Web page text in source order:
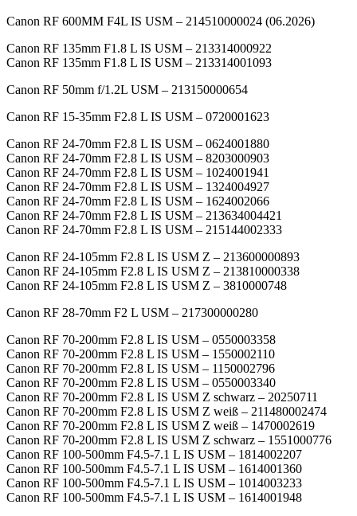
Canon RF 600MM F4L IS USM – 214510000024 (06.2026)
Canon RF 135mm F1.8 L IS USM – 213314000922
Canon RF 135mm F1.8 L IS USM – 213314001093
Canon RF 50mm f/1.2L USM – 213150000654
Canon RF 15-35mm F2.8 L IS USM – 0720001623
Canon RF 24-70mm F2.8 L IS USM – 0624001880
Canon RF 24-70mm F2.8 L IS USM – 8203000903
Canon RF 24-70mm F2.8 L IS USM – 1024001941
Canon RF 24-70mm F2.8 L IS USM – 1324004927
Canon RF 24-70mm F2.8 L IS USM – 1624002066
Canon RF 24-70mm F2.8 L IS USM – 213634004421
Canon RF 24-70mm F2.8 L IS USM – 215144002333
Canon RF 24-105mm F2.8 L IS USM Z – 213600000893
Canon RF 24-105mm F2.8 L IS USM Z – 213810000338
Canon RF 24-105mm F2.8 L IS USM Z – 3810000748
Canon RF 28-70mm F2 L USM – 217300000280
Canon RF 70-200mm F2.8 L IS USM – 0550003358
Canon RF 70-200mm F2.8 L IS USM – 1550002110
Canon RF 70-200mm F2.8 L IS USM – 1150002796
Canon RF 70-200mm F2.8 L IS USM – 0550003340
Canon RF 70-200mm F2.8 L IS USM Z schwarz – 20250711
Canon RF 70-200mm F2.8 L IS USM Z weiß – 211480002474
Canon RF 70-200mm F2.8 L IS USM Z weiß – 1470002619
Canon RF 70-200mm F2.8 L IS USM Z schwarz – 1551000776
Canon RF 100-500mm F4.5-7.1 L IS USM – 1814002207
Canon RF 100-500mm F4.5-7.1 L IS USM – 1614001360
Canon RF 100-500mm F4.5-7.1 L IS USM – 1014003233
Canon RF 100-500mm F4.5-7.1 L IS USM – 1614001948